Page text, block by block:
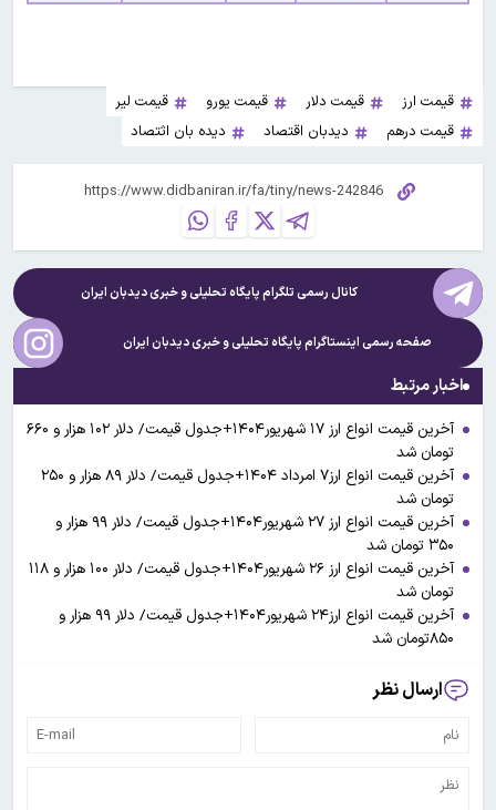
قیمت ارز قیمت دلار قیمت یورو
قیمت لیر
قیمت درهم
دیدبان اقتصاد دیده بان اثتصاد
کانال رسمی تلگرام پایگاه تحلیلی و خبریدیدبان ایران
صفحه رسمی اینستاگرام پایگاه تحلیلی و خبریدیدبان ایران
اخبار مرتبط
آخرین قیمت انواع ارز ۱۷ شهریور۱۴۰۴+جدول قیمت/ دلار ۱۰۲ هزار و ۶۶۰
تومان شد
آخرین قیمت انواع ارز۷ امرداد ۱۴۰۴+جدول قیمت/ دلار ۸۹ هزار و ۲۵۰
تومان شد
آخرین قیمت انواع ارز ۲۷ شهریور۱۴۰۴+جدول قیمت/ دلار ۹۹ هزار و
۳۵۰ تومان شد
آخرین قیمت انواع ارز ۲۶ شهریور۱۴۰۴+جدول قیمت/ دلار ۱۰۰ هزار و ۱۱۸
تومان شد
آخرین قیمت انواع ارز۲۴ شهریور۱۴۰۴+جدول قیمت/ دلار ۹۹ هزار و
۸۵۰تومان شد
ارسال نظر